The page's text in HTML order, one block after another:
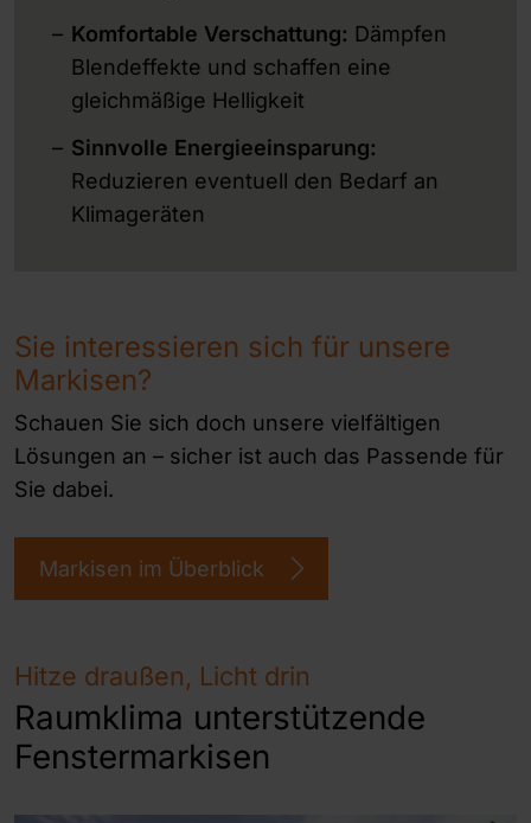
Komfortable Verschattung: Dämpfen
Blendeffekte und schaffen eine
gleichmäßige Helligkeit
Sinnvolle Energieeinsparung:
Reduzieren eventuell den Bedarf an
Klimageräten
Sie interessieren sich für unsere
Markisen?
Schauen Sie sich doch unsere vielfältigen
Lösungen an – sicher ist auch das Passende für
Sie dabei.
Markisen im Überblick
Hitze draußen, Licht drin
Raumklima unterstützende
Fenstermarkisen